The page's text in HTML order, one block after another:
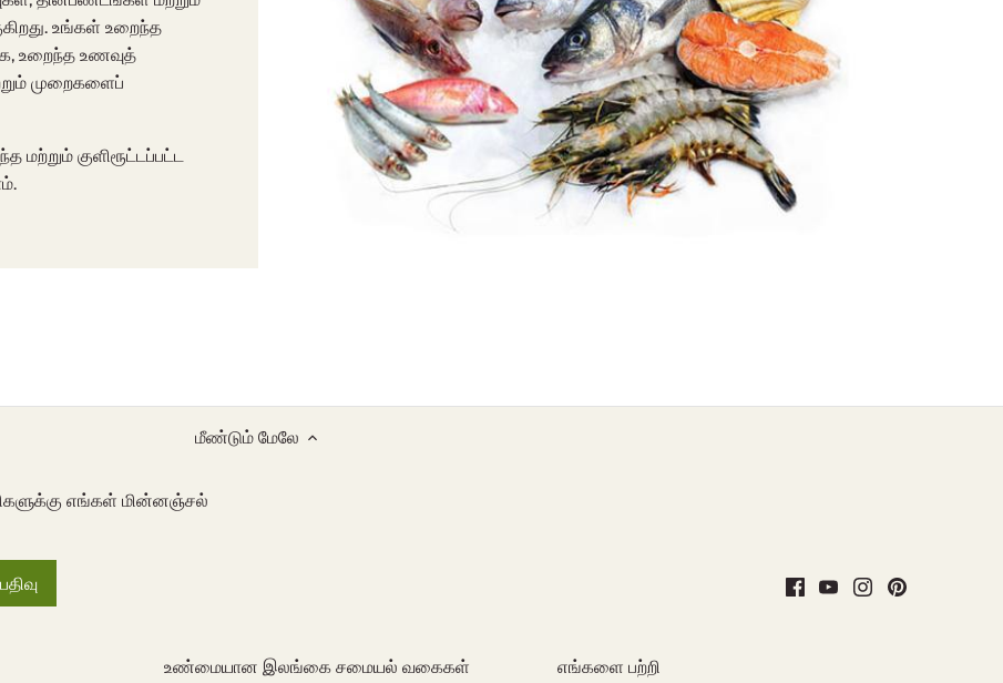
உங்கள் உறைந்த
உறைந்த உணவுத்
முறைகளைப்
குளிரூட்டப்பட்ட
மீண்டும் மேலே
எங்கள் மின்னஞ்சல்
உண்மையான இலங்கை சமையல் வகைகள்
எங்களை பற்றி